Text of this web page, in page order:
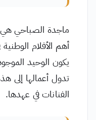
ماجدة الصباحي هي
أهم الأفلام
يكون الوحيد
تدول أعمالها إلى
الفنانات في عهدها.